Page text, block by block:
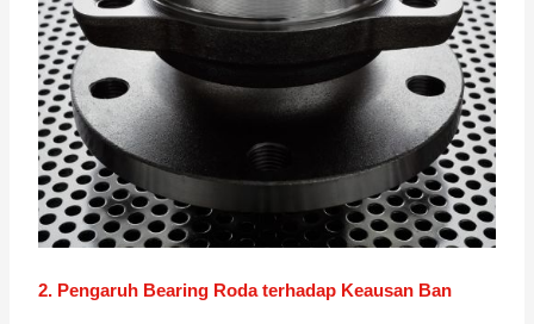
2. Pengaruh Bearing Roda terhadap Keausan Ban